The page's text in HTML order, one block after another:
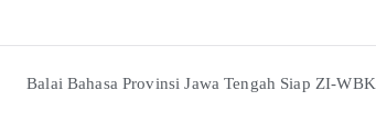
Balai Bahasa Provinsi Jawa Tengah Siap ZI-WBK